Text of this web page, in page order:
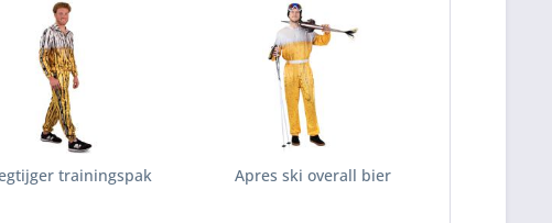
trainingspak Apres ski overall bier